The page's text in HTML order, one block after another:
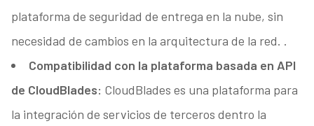
plataforma de seguridad de entrega en la nube, sin
necesidad de cambios en la arquitectura de la red. .
Compatibilidad con la plataforma basada en API
de CloudBlades: CloudBlades es una plataforma para
la integración de servicios de terceros dentro la